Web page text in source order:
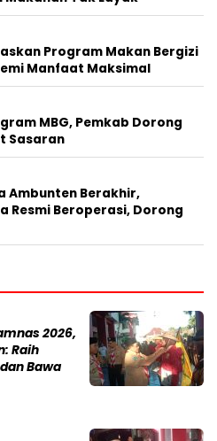
Program Makan Bergizi
Manfaat Maksimal
MBG, Pemkab Dorong
Sasaran
Ambunten Berakhir,
Resmi Beroperasi, Dorong
2026,
Raih
Bawa